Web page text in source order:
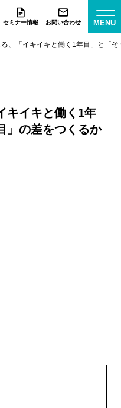
セミナー情報 お問い合わせ MENU
、「イキイキと働く1年目」と「
キイキと働く1年
」の差をつくるか